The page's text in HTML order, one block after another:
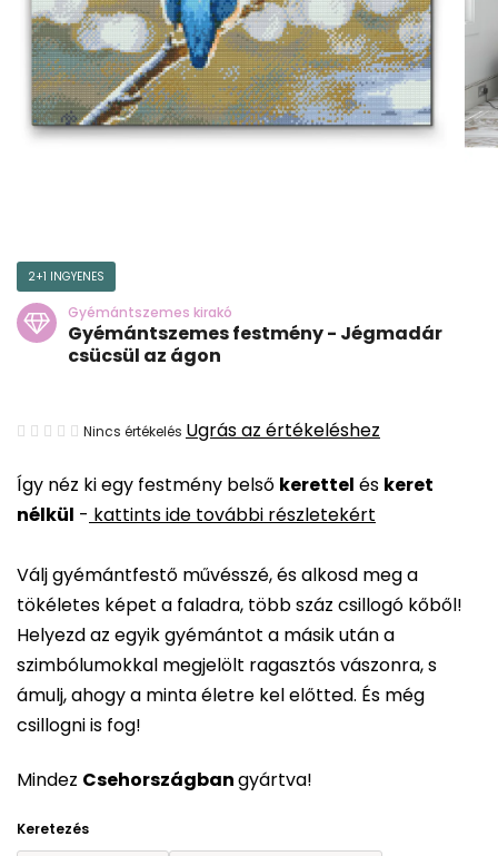
Így néz ki egy festmény belső kerettel és keret
nélkül - kattints ide további részletekért
Válj gyémántfestő művésszé, és alkosd meg a
tökéletes képet a faladra, több száz csillogó kőből!
Helyezd az egyik gyémántot a másik után a
szimbólumokkal megjelölt ragasztós vászonra, s
ámulj, ahogy a minta életre kel előtted. És még
csillogni is fog!
Mindez Csehországbangyártva!
Keretezés
2+1 INGYENES
Gyémántszemes kirakó
Gyémántszemes festmény - Jégmadár
csücsül az ágon
A
átlagos
értékelése
ből
0,0
csillag.
Nincs értékelés Ugrás az értékeléshez